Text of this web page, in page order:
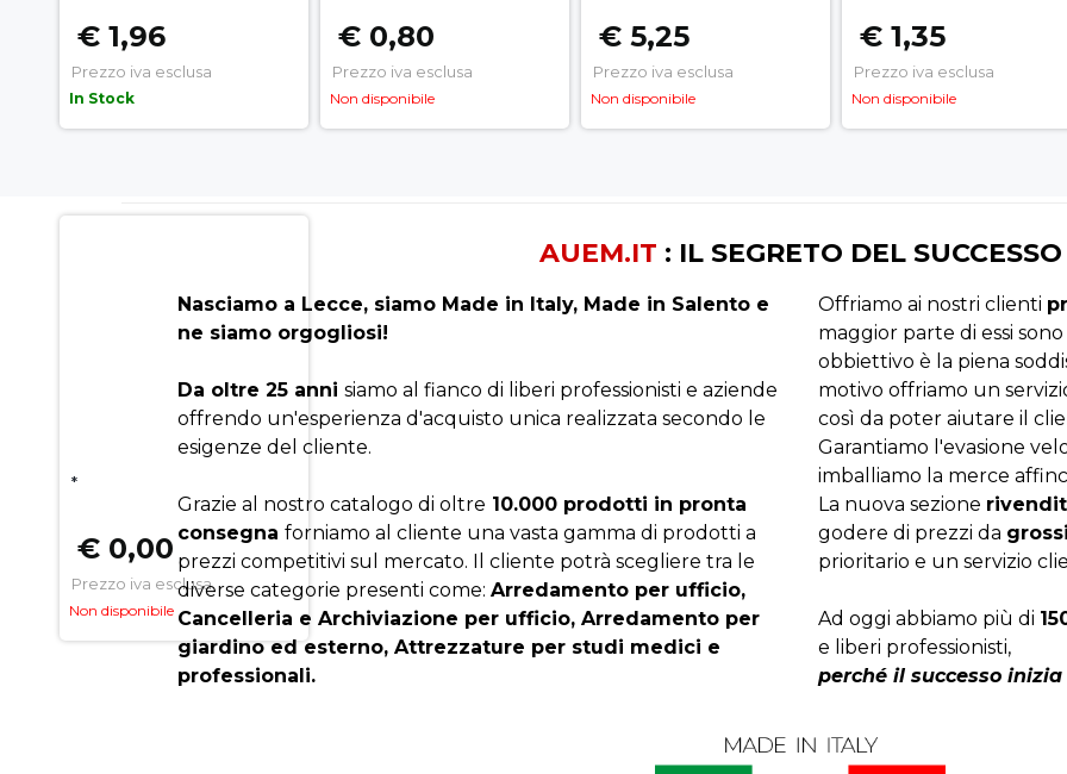
€ 1,96
Prezzo iva esclusa
In Stock
€ 0,80
Prezzo iva esclusa
Non disponibile
€ 5,25
Prezzo iva esclusa
Non disponibile
€ 1,35
Prezzo iva esclusa
Non disponibile
*
€ 0,00
Prezzo iva esclusa
Non disponibile
AUEM.IT : IL SEGRETO DEL SUCCESSO
Nasciamo a Lecce, siamo Made in Italy, Made in Salento e
ne siamo orgogliosi!
Da oltre 25 annisiamo al fianco di liberi professionisti e aziende
offrendo un'esperienza d'acquisto unica realizzata secondo le
esigenze del cliente.
Grazie al nostro catalogo di oltre 10.000 prodotti in pronta
consegnaforniamo al cliente una vasta gamma di prodotti a
prezzi competitivi sul mercato. Il cliente potrà scegliere tra le
diverse categorie presenti come:Arredamento per ufficio,
Cancelleria e Archiviazione per ufficio, Arredamento per
giardino ed esterno, Attrezzature per studi medici e
professionali.
Offriamo ai nostri clienti
maggior parte di essi sono
obbiettivo è la piena
motivo offriamo un
così da poter aiutare il
Garantiamo l'evasione
imballiamo la merce
La nuova sezione
godere di prezzi da
prioritario e un servizio
Ad oggi abbiamo più di
e liberi professionisti,
perché il successo